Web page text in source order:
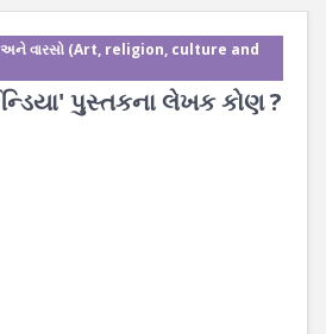
અને વારસો (Art, religion, culture and
પુસ્તકના લેખક કોણ ?